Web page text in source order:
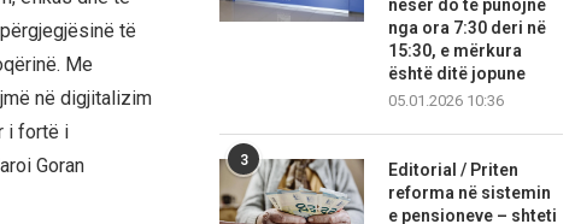
të
Me
në digjitalizim
i fortë i
Goran
nesër do të punojnë
nga ora 7:30 deri në
15:30, e mërkura
është ditë jopune
05.01.2026 10:36
3
Editorial / Priten
reforma në sistemin
e pensioneve – shteti